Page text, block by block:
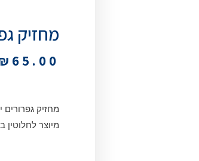
מחזיק
65.00
מחזיק
מיוצר